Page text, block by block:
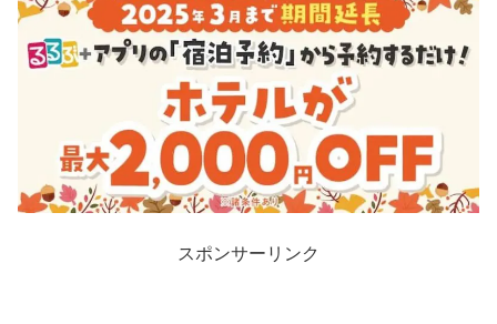
スポンサーリンク